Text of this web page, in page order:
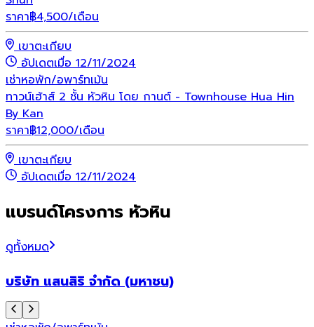
ราคา฿4,500/เดือน
เขาตะเกียบ
อัปเดตเมื่อ 12/11/2024
เช่าหอพัก/อพาร์ทเม้น
ทาวน์เฮ้าส์ 2 ชั้น หัวหิน โดย กานต์ - Townhouse Hua Hin
By Kan
ราคา฿12,000/เดือน
เขาตะเกียบ
อัปเดตเมื่อ 12/11/2024
แบรนด์โครงการ หัวหิน
ดูทั้งหมด
บริษัท แสนสิริ จำกัด (มหาชน)